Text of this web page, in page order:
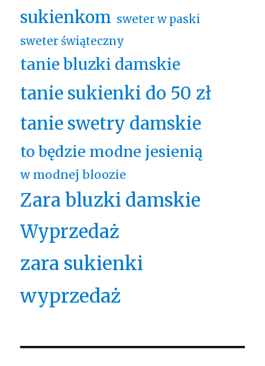
sukienkom sweter w paski
sweter świąteczny
tanie bluzki damskie
tanie sukienki do 50 zł
tanie swetry damskie
to będzie modne jesienią
w modnej bloozie
Zara bluzki damskie
Wyprzedaż
zara sukienki
wyprzedaż